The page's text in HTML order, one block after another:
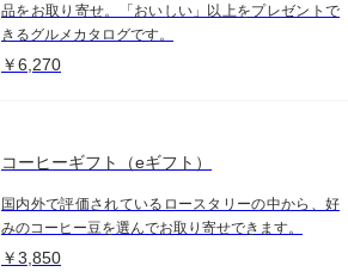
品をお取り寄せ。「おいしい」以上をプレゼントで
きるグルメカタログです。
￥6,270
コーヒーギフト（eギフト）
国内外で評価されているロースタリーの中から、好
みのコーヒー豆を選んでお取り寄せできます。
￥3,850